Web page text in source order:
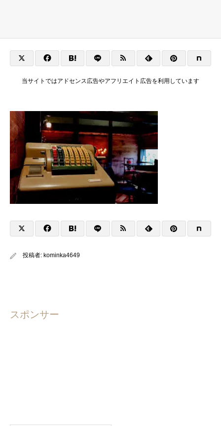
当サイトではアドセンス広告やアフリエイト広告を利用しています
投稿者: kominka4649
スポンサー